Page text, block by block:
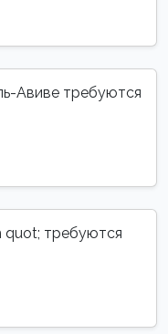
Авиве требуются
требуются